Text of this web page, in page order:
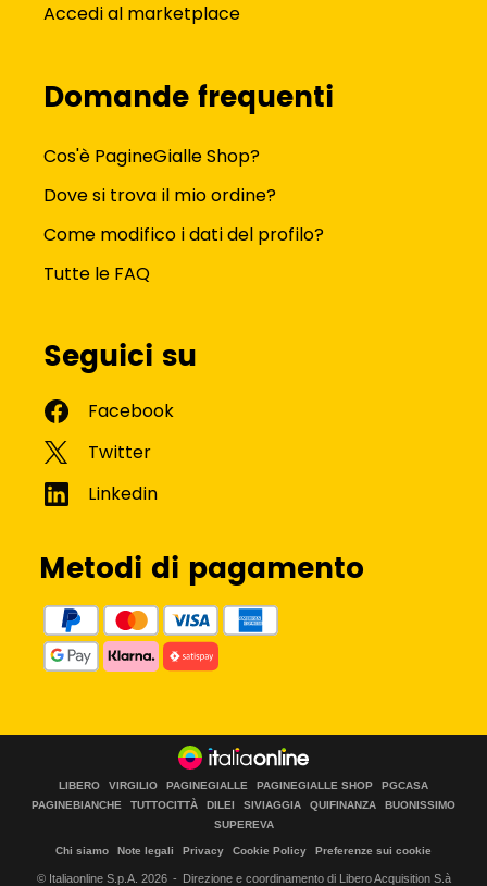
Accedi al marketplace
Domande frequenti
Cos'è PagineGialle Shop?
Dove si trova il mio ordine?
Come modifico i dati del profilo?
Tutte le FAQ
Seguici su
Metodi di pagamento
LIBERO VIRGILIO PAGINEGIALLE PAGINEGIALLE SHOP
PGCASA
PAGINEBIANCHE
TUTTOCITTÀ DILEI SIVIAGGIA QUIFINANZA
BUONISSIMO
SUPEREVA
Chi siamo Note legali Privacy Cookie Policy Preferenze sui cookie
© Italiaonline S.p.A. 2026 Direzione e coordinamento di Libero Acquisition S.à